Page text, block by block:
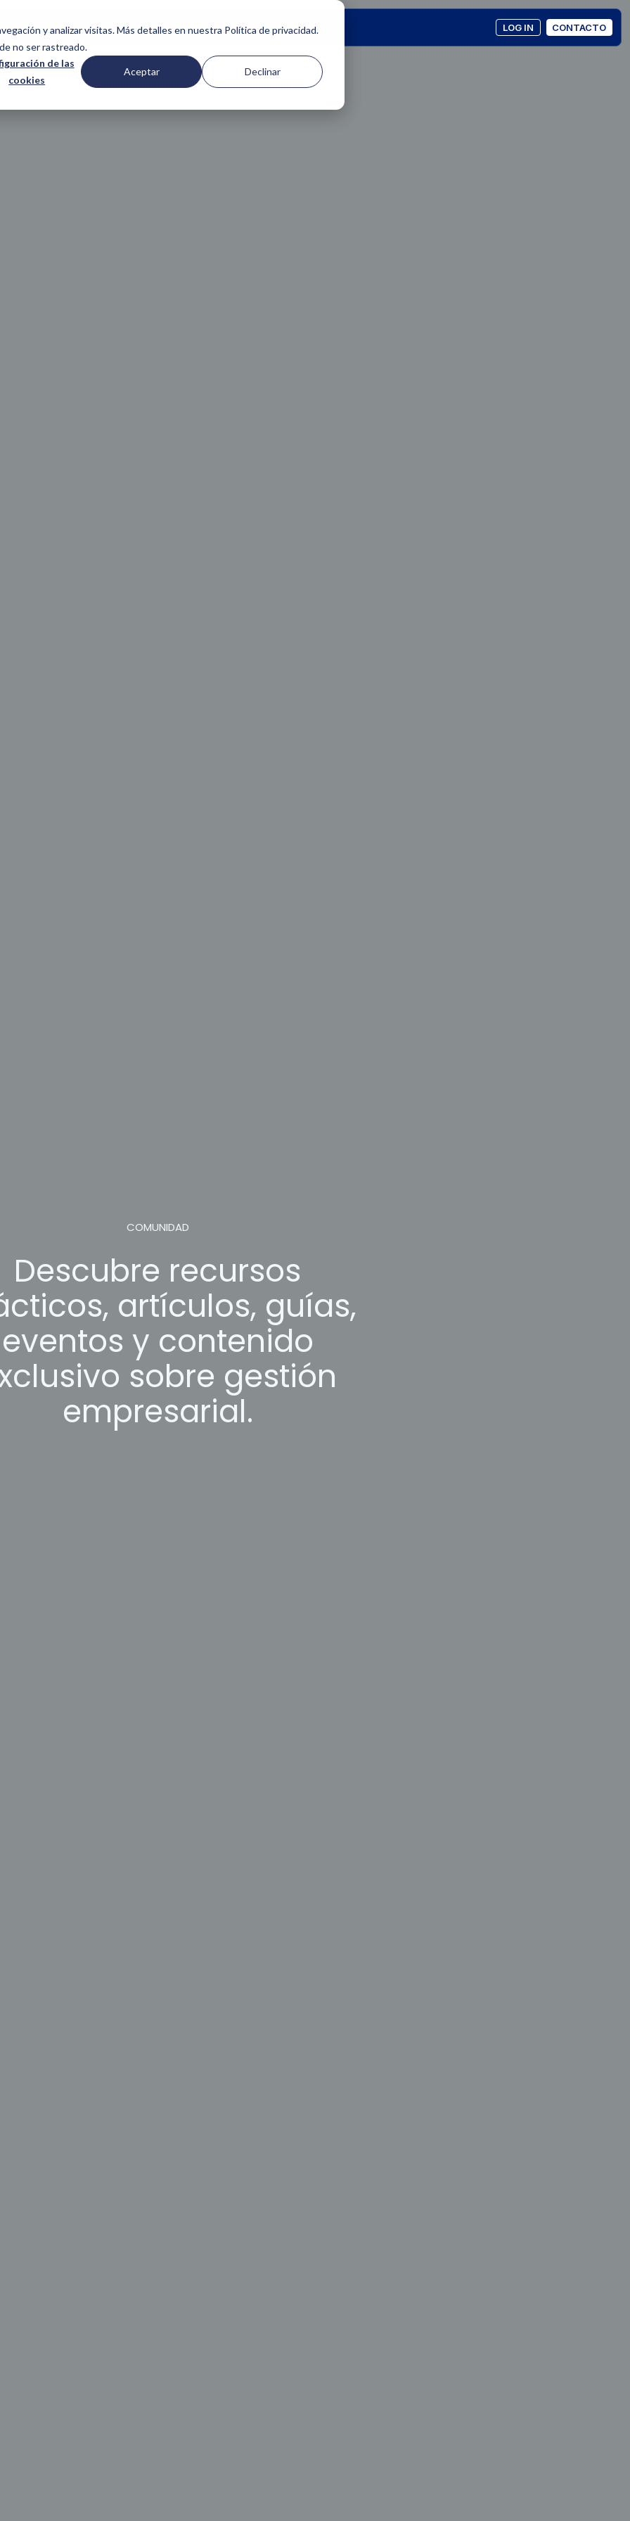
y analizar visitas. Más detalles en nuestra Política de privacidad.
no ser rastreado.
de las
cookies
Aceptar Declinar
SERVICIOS NOSOTROS CASOS DE ÉXITO COMUNIDAD LOG IN CONTACTO
COMUNIDAD
Descubre recursos
artículos, guías,
eventos y contenido
sobre gestión
empresarial.